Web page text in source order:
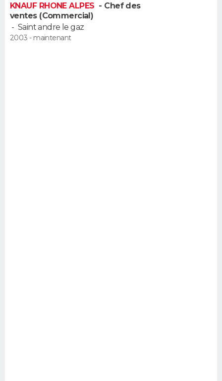
KNAUF RHONE ALPES - Chef des
ventes (Commercial)
- Saint andre le gaz
2003 - maintenant